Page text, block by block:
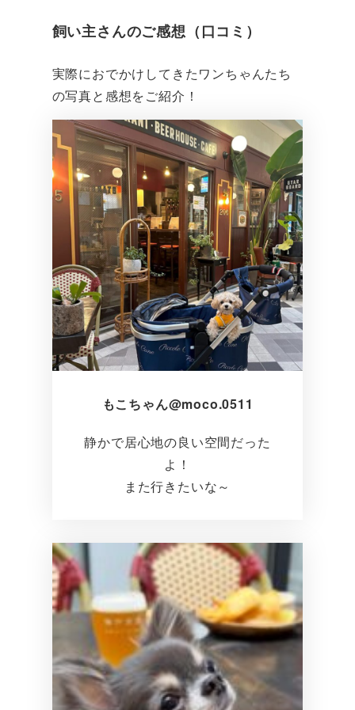
飼い主さんのご感想（口コミ）
実際におでかけしてきたワンちゃんたち
の写真と感想をご紹介！
もこちゃん@moco.0511
静かで居心地の良い空間だった
よ！
また行きたいな～